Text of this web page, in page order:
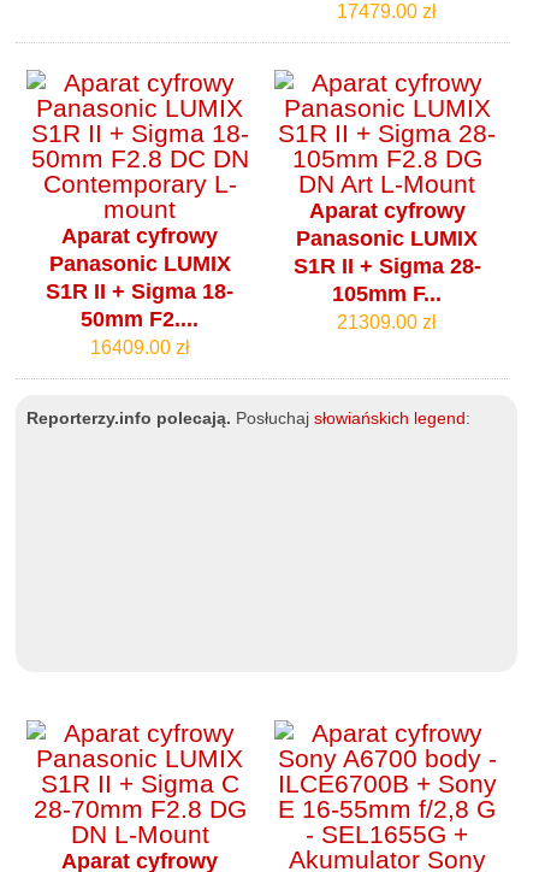
17479.00 zł
Aparat cyfrowy
Panasonic LUMIX
S1R II + Sigma 18-
50mm F2....
16409.00 zł
Aparat cyfrowy
Panasonic LUMIX
S1R II + Sigma 28-
105mm F...
21309.00 zł
Reporterzy.info polecają. Posłuchajsłowiańskich legend :
Aparat cyfrowy